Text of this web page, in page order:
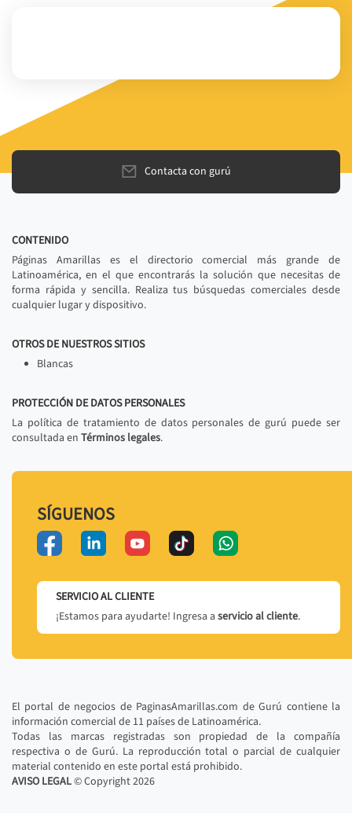
Contacta con gurú
CONTENIDO
Páginas Amarillas es el directorio comercial más grande de
Latinoamérica, en el que encontrarás la solución que necesitas de
forma rápida y sencilla. Realiza tus búsquedas comerciales desde
cualquier lugar y dispositivo.
OTROS DE NUESTROS SITIOS
Blancas
PROTECCIÓN DE DATOS PERSONALES
La política de tratamiento de datos personales de gurú puede ser
consultada en Términos legales.
SÍGUENOS
SERVICIO AL CLIENTE
¡Estamos para ayudarte! Ingresa a servicio al cliente.
El portal de negocios de PaginasAmarillas.com de Gurú contiene la
información comercial de 11 países de Latinoamérica.
Todas las marcas registradas son propiedad de la compañía
respectiva o de Gurú. La reproducción total o parcial de cualquier
material contenido en este portal está prohibido.
AVISO LEGAL© Copyright2026